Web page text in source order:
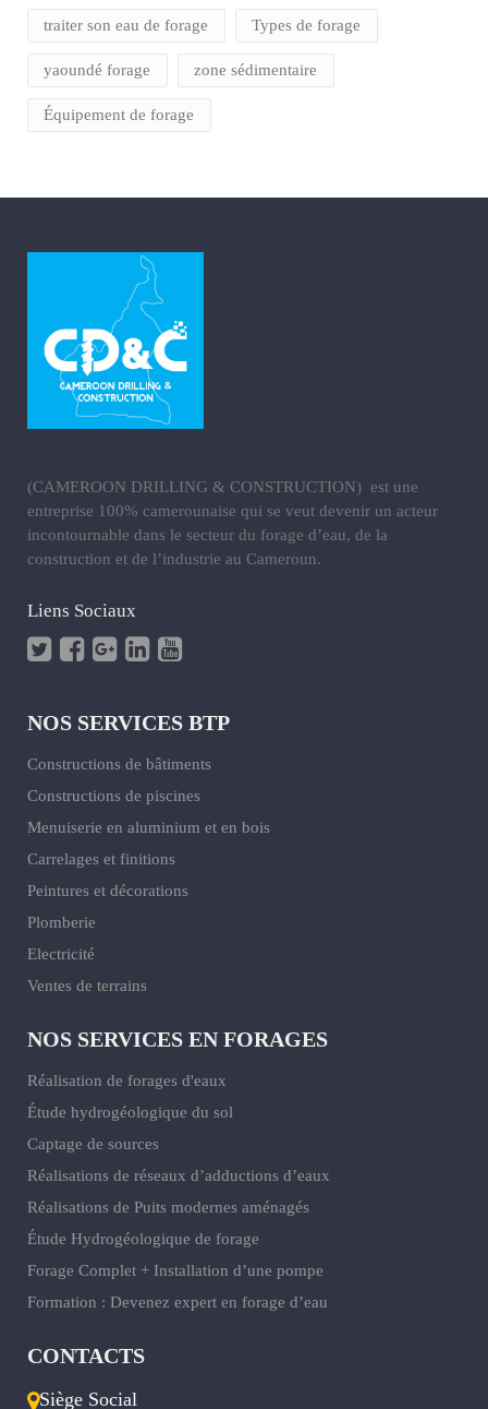
traiter son eau de forage Types de forage
yaoundé forage zone sédimentaire
Équipement de forage
(CAMEROON DRILLING & CONSTRUCTION) est une
entreprise 100% camerounaise qui se veut devenir un acteur
incontournable dans le secteur du forage d’eau, de la
construction et de l’industrie au Cameroun.
Liens Sociaux
NOS SERVICES BTP
Constructions de bâtiments
Constructions de piscines
Menuiserie en aluminium et en bois
Carrelages et finitions
Peintures et décorations
Plomberie
Electricité
Ventes de terrains
NOS SERVICES EN FORAGES
Réalisation de forages d'eaux
Étude hydrogéologique du sol
Captage de sources
Réalisations de réseaux d’adductions d’eaux
Réalisations de Puits modernes aménagés
Étude Hydrogéologique de forage
Forage Complet + Installation d’une pompe
Formation : Devenez expert en forage d’eau
CONTACTS
Siège Social